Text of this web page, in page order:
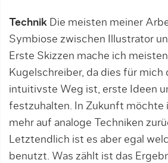
Technik Die meisten meiner
Symbiose zwischen Illustrator
Erste Skizzen mache ich
Kugelschreiber, da dies für mich
intuitivste Weg ist, erste Ideen
festzuhalten. In Zukunft möchte
mehr auf analoge Techniken
Letztendlich ist es aber egal
benutzt. Was zählt ist das